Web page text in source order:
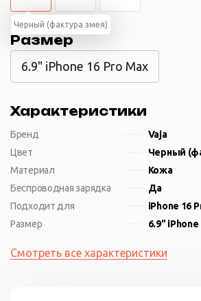
Черный (фактура змея)
Размер
6.9" iPhone 16 Pro Max
Характеристики
Бренд
Vaja
Цвет
Черный
Материал
Кожа
Беспроводная зарядка
Да
Подходит для
iPhone 16
Размер
6.9" iPhone
Смотреть все характеристики